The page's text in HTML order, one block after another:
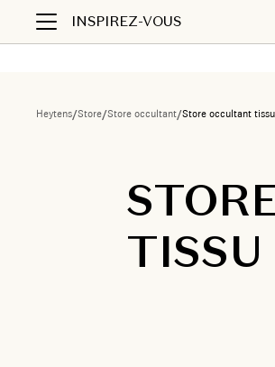
INSPIREZ-VOUS
Heytens/Store/Store occultant/Store occultant tissu
TISSU